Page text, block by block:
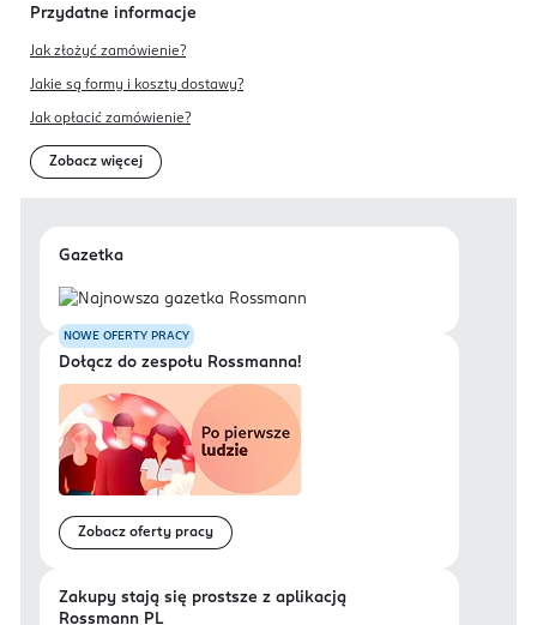
Przydatne informacje
Jak złożyć zamówienie?
Jakie są formy i koszty dostawy?
Jak opłacić zamówienie?
Zobacz więcej
Gazetka
NOWE OFERTY PRACY
Dołącz do zespołu Rossmanna!
Zobacz oferty pracy
Zakupy stają się prostsze z aplikacją
Rossmann PL